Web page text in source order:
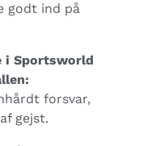
godt ind på
i Sportsworld
forsvar,
gejst.